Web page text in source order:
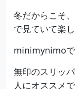
冬だからこそ
で見ていて楽
minimynimo
無印のスリッ
人にオススメで